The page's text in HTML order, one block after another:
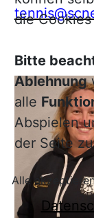
die
Bitte
Ablehnung
alle
Abspielen
der Seite
Alle